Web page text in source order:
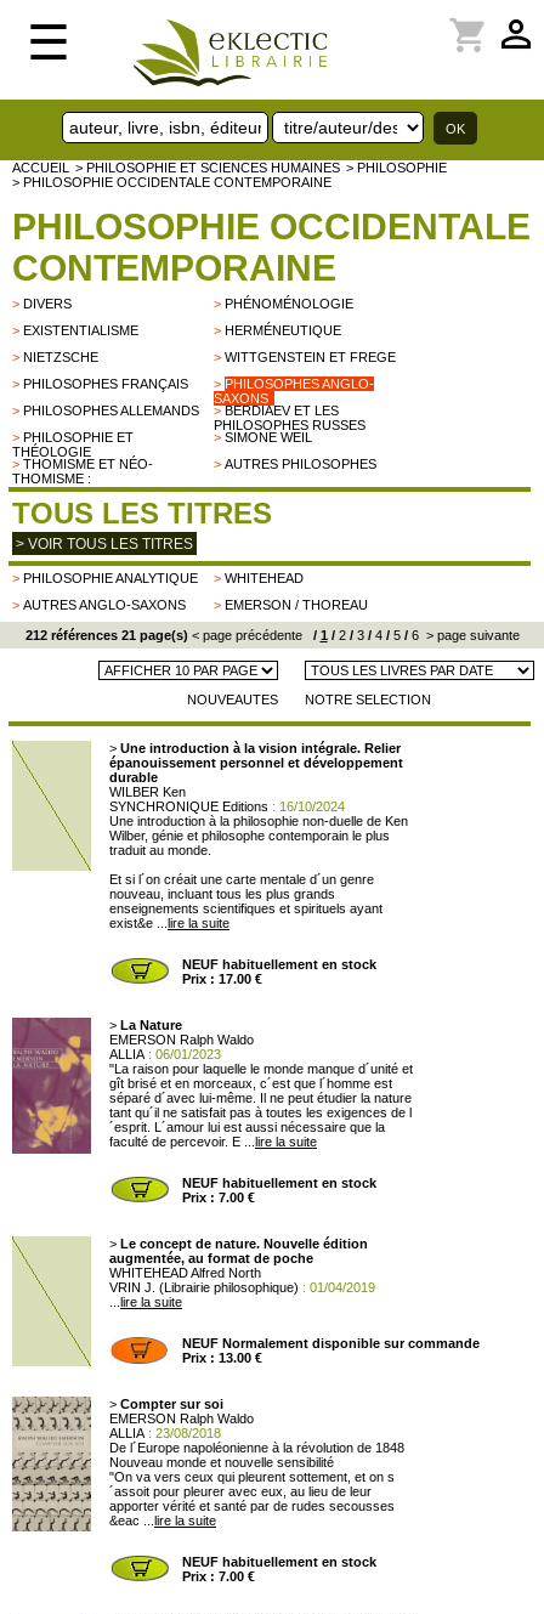
☰ perm_identity
shopping_cart
ACCUEIL > PHILOSOPHIE ET SCIENCES HUMAINES > PHILOSOPHIE
> PHILOSOPHIE OCCIDENTALE CONTEMPORAINE
PHILOSOPHIE OCCIDENTALE
CONTEMPORAINE
> DIVERS >PHÉNOMÉNOLOGIE
> EXISTENTIALISME >HERMÉNEUTIQUE
> NIETZSCHE >WITTGENSTEIN ET FREGE
> PHILOSOPHES FRANÇAIS > PHILOSOPHES ANGLO-
SAXONS
> PHILOSOPHES ALLEMANDS >BERDIAEV ET LES
PHILOSOPHES RUSSES
> PHILOSOPHIE ET
THÉOLOGIE
>SIMONE WEIL
> THOMISME ET NÉO-
THOMISME :
>AUTRES PHILOSOPHES
TOUS LES TITRES
> VOIR TOUS LES TITRES
> PHILOSOPHIE ANALYTIQUE >WHITEHEAD
> AUTRES ANGLO-SAXONS >EMERSON / THOREAU
212 références 21 page(s) < page précédente/ 1 /2/3/4/5/6 > page suivante
NOUVEAUTES NOTRE SELECTION
> Une introduction à la vision intégrale. Relier
épanouissement personnel et développement
durable
WILBER Ken
SYNCHRONIQUE Editions : 16/10/2024
Une introduction à la philosophie non-duelle de Ken
Wilber, génie et philosophe contemporain le plus
traduit au monde.
Et si l´on créait une carte mentale d´un genre
nouveau, incluant tous les plus grands
enseignements scientifiques et spirituels ayant
exist&e ... lire la suite
NEUF habituellement en stock
Prix : 17.00 €
> La Nature
EMERSON Ralph Waldo
ALLIA : 06/01/2023
"La raison pour laquelle le monde manque d´unité et
gît brisé et en morceaux, c´est que l´homme est
séparé d´avec lui-même. Il ne peut étudier la nature
tant qu´il ne satisfait pas à toutes les exigences de l
´esprit. L´amour lui est aussi nécessaire que la
faculté de percevoir. E ... lire la suite
NEUF habituellement en stock
Prix : 7.00 €
> Le concept de nature. Nouvelle édition
augmentée, au format de poche
WHITEHEAD Alfred North
VRIN J. (Librairie philosophique) : 01/04/2019
lire la suite
NEUF Normalement disponible sur commande
Prix : 13.00 €
> Compter sur soi
EMERSON Ralph Waldo
ALLIA : 23/08/2018
De l´Europe napoléonienne à la révolution de 1848
Nouveau monde et nouvelle sensibilité
"On va vers ceux qui pleurent sottement, et on s
´assoit pour pleurer avec eux, au lieu de leur
apporter vérité et santé par de rudes secousses
&eac ... lire la suite
NEUF habituellement en stock
Prix : 7.00 €